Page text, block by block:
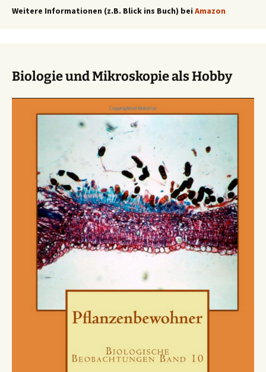
Weitere Informationen (z.B. Blick ins Buch) bei Amazon
Biologie und Mikroskopie als Hobby